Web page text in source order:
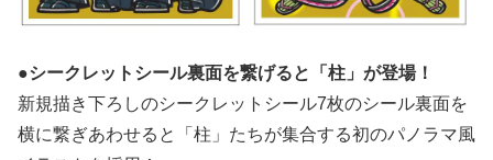
●シークレットシール裏面を繋げると「柱」が登場！
新規描き下ろしのシークレットシール7枚のシール裏面を
横に繋ぎあわせると「柱」たちが集合する初のパノラマ風